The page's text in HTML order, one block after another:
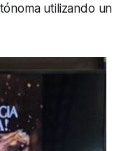
utilizando un